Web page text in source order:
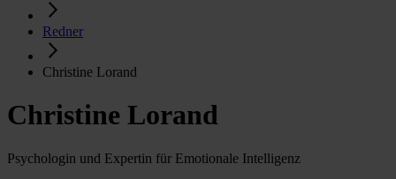
Redner
Christine Lorand
Christine Lorand
Psychologin und Expertin für Emotionale Intelligenz